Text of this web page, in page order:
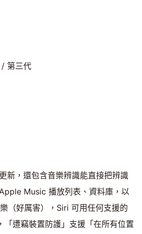
第三代
新，還包含音樂辨識能直接把辨識
Music 播放列表、資料庫，以
（好厲害），Siri 可用任何支援的
「遭竊裝置防護」支援「在所有位置